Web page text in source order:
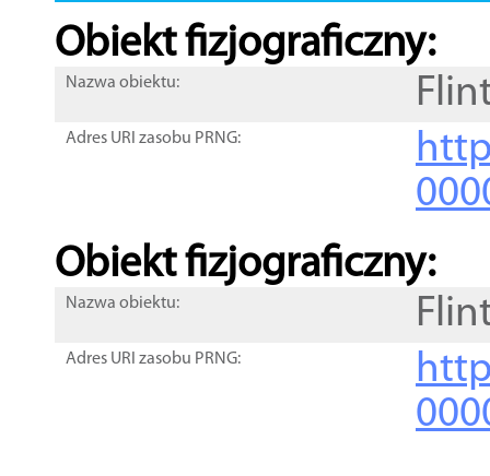
Obiekt fizjograficzny:
Nazwa obiektu:
Adres URI zasobu PRNG:
Obiekt fizjograficzny:
Nazwa obiektu:
Adres URI zasobu PRNG: